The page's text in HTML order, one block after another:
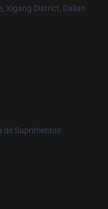
Xigang District, Dalian
de Suprimentos